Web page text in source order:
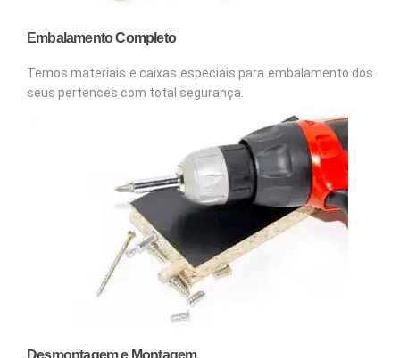
Embalamento Completo
Temos materiais e caixas especiais para embalamento dos
seus pertences com total segurança.
Desmontagem e Montagem